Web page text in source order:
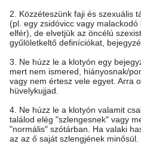
2. Közzéteszünk faji és szexuális
(pl. egy zsidóvicc vagy malackodó
elfér), de elvetjük az öncélú
gyűlöletkeltő definíciókat,
3. Ne húzz le a klotyón egy
mert nem ismered, hiányosnak/
vagy nem értesz vele egyet. Arra
hüvelykujjad.
4. Ne húzz le a klotyón valamit
találod elég "szlengesnek" vagy
"normális" szótárban. Ha valaki
az az ő saját szlengjének minősül.